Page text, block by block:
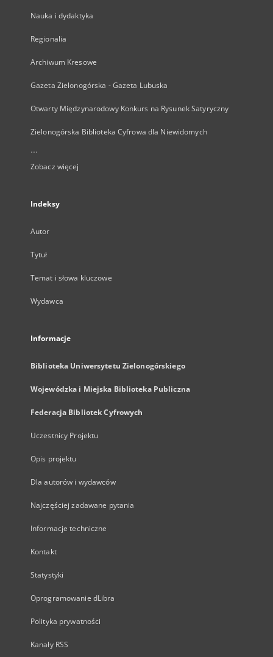
Nauka i dydaktyka
Regionalia
Archiwum Kresowe
Gazeta Zielonogórska - Gazeta Lubuska
Otwarty Międzynarodowy Konkurs na Rysunek Satyryczny
Zielonogórska Biblioteka Cyfrowa dla Niewidomych
...
Zobacz więcej
Indeksy
Autor
Tytuł
Temat i słowa kluczowe
Wydawca
Informacje
Biblioteka Uniwersytetu Zielonogórskiego
Wojewódzka i Miejska Biblioteka Publiczna
Federacja Bibliotek Cyfrowych
Uczestnicy Projektu
Opis projektu
Dla autorów i wydawców
Najczęściej zadawane pytania
Informacje techniczne
Kontakt
Statystyki
Oprogramowanie dLibra
Polityka prywatności
Kanały RSS